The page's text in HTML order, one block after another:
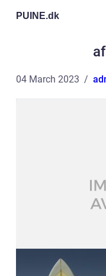
PUINE.dk
04 March 2023